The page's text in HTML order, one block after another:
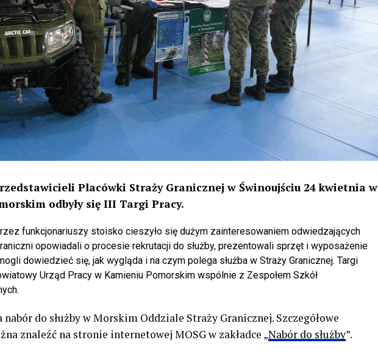
Placówki Straży Granicznej w Świnoujściu 24 kwietnia w
odbyły się III Targi Pracy.
funkcjonariuszy stoisko cieszyło się dużym zainteresowaniem odwiedzających
opowiadali o procesie rekrutacji do służby, prezentowali sprzęt i wyposażenie
dowiedzieć się, jak wygląda i na czym polega służba w Straży Granicznej. Targi
Urząd Pracy w Kamieniu Pomorskim wspólnie z Zespołem Szkół
do służby w Morskim Oddziale Straży Granicznej. Szczegółowe
znaleźć na stronie internetowej MOSG w zakładce „Nabór do służby”.